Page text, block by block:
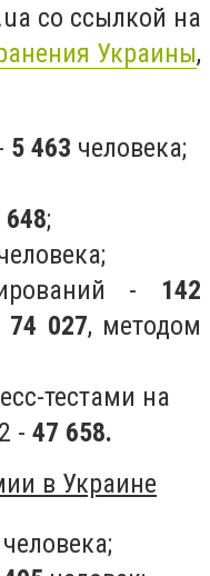
со ссылкой на
Украины,
5 463 человека;
648;
- 142
74 027, методом
тестами на
- 47 658.
в Украине
человека;